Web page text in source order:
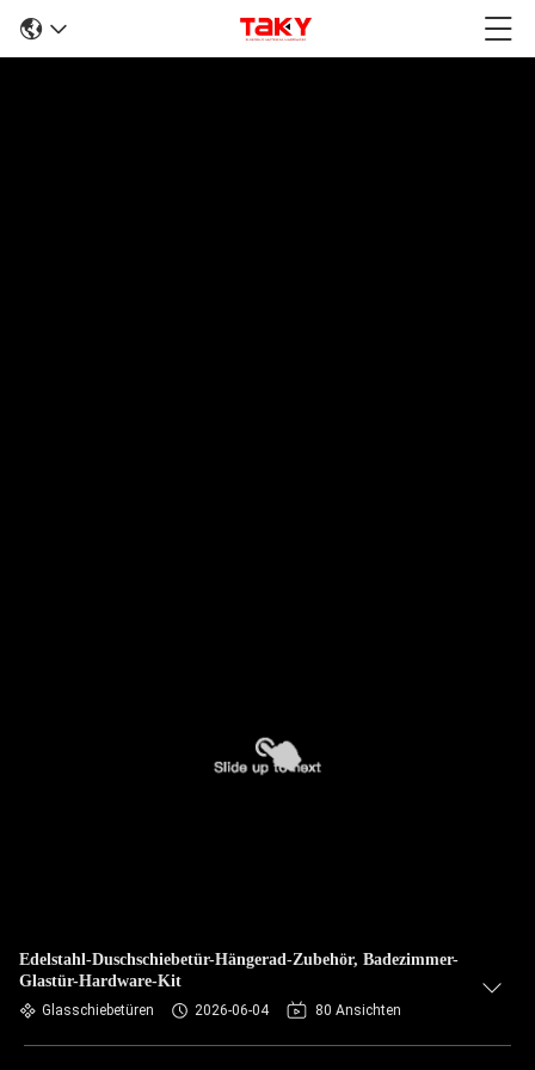
Edelstahl-Duschschiebetür-Hängerad-Zubehör, Badezimmer-
Glastür-Hardware-Kit
Glasschiebetüren 2026-06-04 80 Ansichten